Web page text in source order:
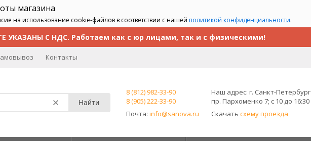
магазина
на использование cookie-файлов в соответствии с нашей политикой конфиденциальности.
УКАЗАНЫ С НДС. Работаем как с юр лицами, так и с физическими!
Контакты
Найти
8 (812) 982-33-90
8 (905) 222-33-90
Почта: info@sanova.ru
Наш адрес: г. Санкт-Петербург
пр. Пархоменко 7; с 10 до 16:30
Скачать схему проезда